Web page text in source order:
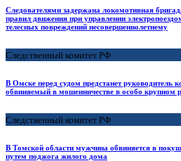
Следователями задержана локомотивная
правил движения при управлении
телесных повреждений несовершеннолетнему
Следственный комитет РФ
В Омске перед судом предстанет руководитель
обвиняемый в мошенничестве в особо крупном
Следственный комитет РФ
В Томской области мужчина обвиняется в
путем поджога жилого дома